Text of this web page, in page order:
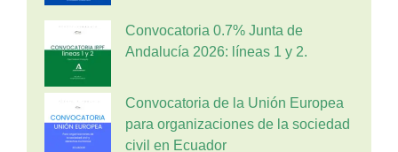
Convocatoria 0.7% Junta de
Andalucía 2026: líneas 1 y 2.
Convocatoria de la Unión Europea
para organizaciones de la sociedad
civil en Ecuador